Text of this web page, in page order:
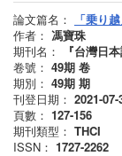
論文篇名：
「乗り
作者： 馮寶珠
期刊名：
『台灣日
卷號： 49期 卷
期別： 49期 期
刊登日期： 2021-07-
頁數： 127-156
期刊類型： THCI
ISSN： 1727-2262